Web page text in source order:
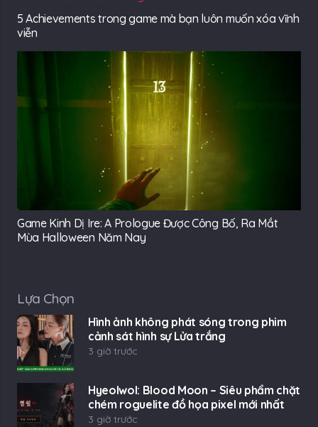
5 Achievements trong game mà bạn luôn muốn xóa vĩnh
viễn
Game Kinh Dị Ire: A Prologue Được Công Bố, Ra Mắt
Mùa Halloween Năm Nay
Lựa Chọn
Hình ảnh không phát sóng trong phim
cảnh sát hình sự Lửa trắng
3 giờ trước
Hyeolwol: Blood Moon – Siêu phẩm chặt
chém roguelite đồ họa pixel mới nhất
3 giờ trước